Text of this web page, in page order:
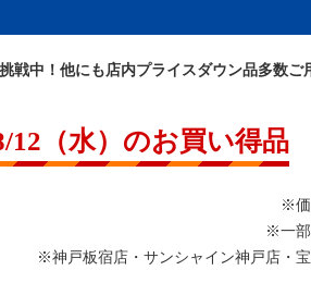
戦中！他にも店内プライスダウン品多数ご
12（水）のお買い得品
※価
※一部
※神戸板宿店・サンシャイン神戸店・